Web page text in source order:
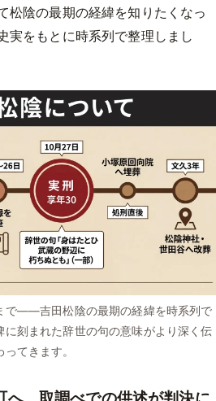
松陰の最期の経緯を知りたくなっ
実をもとに時系列で整理しまし
で——吉田松陰の最期の経緯を時系列で
刻まれた辞世の句の意味がより深く伝
ってきます。